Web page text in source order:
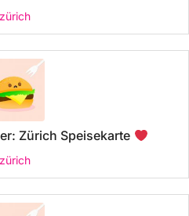
Zürich Speisekarte